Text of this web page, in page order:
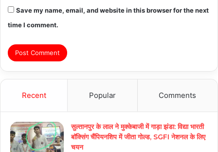
Save my name, email, and website in this browser for the next
time I comment.
Recent Popular Comments
सुल्तानपुर के लाल ने मुक्केबाजी में गाड़ा झंडा: विद्या भारती
बॉक्सिंग चैंपियनशिप में जीता गोल्ड, SGFI नेशनल के लिए
चयन